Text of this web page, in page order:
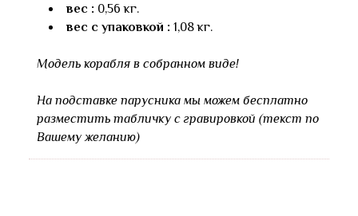
вес : 0,56 кг.
вес с упаковкой : 1,08 кг.
Модель корабля в собранном виде!
На подставке парусника мы можем бесплатно
разместить табличку с гравировкой (текст по
Вашему желанию)